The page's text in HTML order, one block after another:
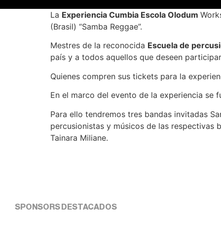
La Experiencia Cumbia Escola Olodum
(Brasil) “Samba Reggae”.
Mestres de la reconocida Escuela de
país y a todos aquellos que deseen
Quienes compren sus tickets para la
En el marco del evento de la experiencia se
Para ello tendremos tres bandas invitadas
percusionistas y músicos de las respectivas
Tainara Miliane.
SPONSORS DESTACADOS